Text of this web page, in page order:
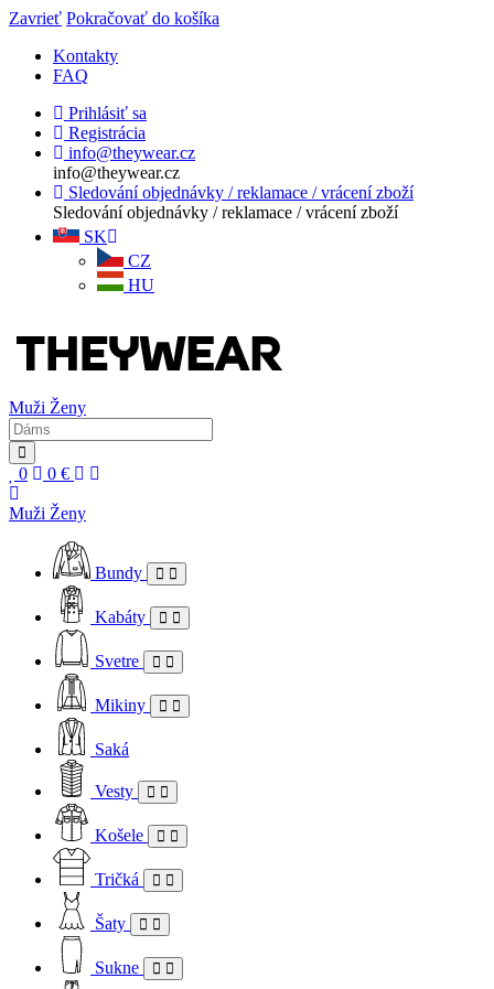
Zavrieť Pokračovať do košíka
Kontakty
FAQ
Prihlásiť sa
Registrácia
info@theywear.cz
info@theywear.cz
Sledování objednávky / reklamace / vrácení zboží
Sledování objednávky / reklamace / vrácení zboží
SK
CZ
HU
Muži Ženy
0 0 €
Muži Ženy
Bundy
Kabáty
Svetre
Mikiny
Saká
Vesty
Košele
Tričká
Šaty
Sukne